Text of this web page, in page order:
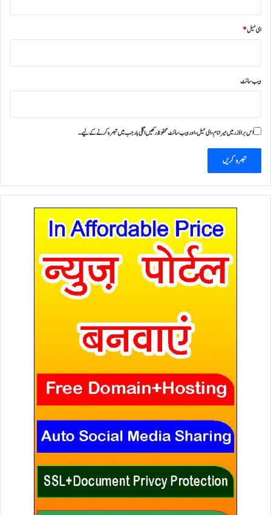
ای میل*
ویب‌ سائٹ
اس براؤزر میں میرا نام، ای میل، اور ویب سائٹ محفوظ رکھیں اگلی بار جب میں تبصرہ کرنے کےلیے۔